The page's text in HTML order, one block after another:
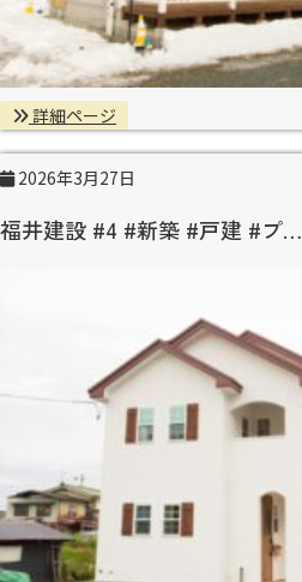
詳細ページ
2026年3月27日
福井建設 #4 #新築 #戸建 #プ…